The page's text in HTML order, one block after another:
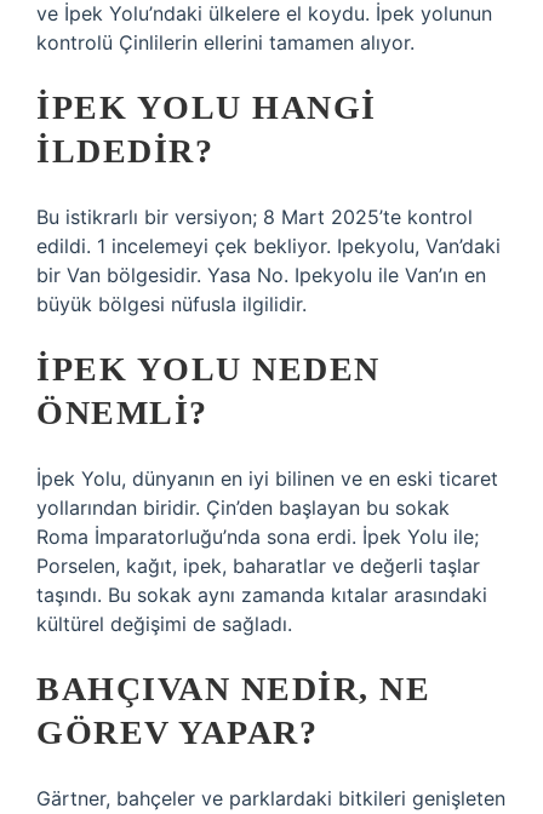
ve İpek Yolu’ndaki ülkelere el koydu. İpek yolunun
kontrolü Çinlilerin ellerini tamamen alıyor.
İPEK YOLU HANGI
ILDEDIR?
Bu istikrarlı bir versiyon; 8 Mart 2025’te kontrol
edildi. 1 incelemeyi çek bekliyor. Ipekyolu, Van’daki
bir Van bölgesidir. Yasa No. Ipekyolu ile Van’ın en
büyük bölgesi nüfusla ilgilidir.
İPEK YOLU NEDEN
ÖNEMLI?
İpek Yolu, dünyanın en iyi bilinen ve en eski ticaret
yollarından biridir. Çin’den başlayan bu sokak
Roma İmparatorluğu’nda sona erdi. İpek Yolu ile;
Porselen, kağıt, ipek, baharatlar ve değerli taşlar
taşındı. Bu sokak aynı zamanda kıtalar arasındaki
kültürel değişimi de sağladı.
BAHÇIVAN NEDIR, NE
GÖREV YAPAR?
Gärtner, bahçeler ve parklardaki bitkileri genişleten